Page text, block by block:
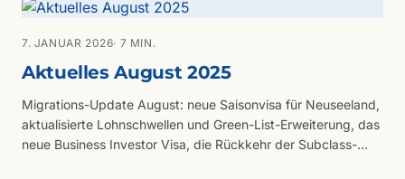
7. JANUAR 2026· 7 MIN.
Aktuelles August 2025
Migrations-Update August: neue Saisonvisa für Neuseeland,
aktualisierte Lohnschwellen und Green-List-Erweiterung, das
neue Business Investor Visa, die Rückkehr der Subclass-